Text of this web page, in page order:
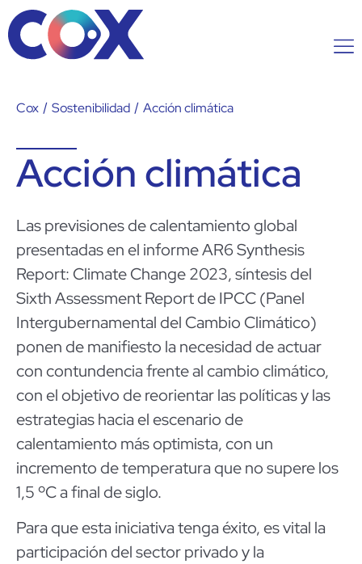
Cox / Sostenibilidad / Acción climática
Acción climática
Las previsiones de calentamiento global
presentadas en el informe AR6 Synthesis
Report: Climate Change 2023, síntesis del
Sixth Assessment Report de IPCC (Panel
Intergubernamental del Cambio Climático)
ponen de manifiesto la necesidad de actuar
con contundencia frente al cambio climático,
con el objetivo de reorientar las políticas y las
estrategias hacia el escenario de
calentamiento más optimista, con un
incremento de temperatura que no supere los
1,5 ºC a final de siglo.
Para que esta iniciativa tenga éxito, es vital la
participación del sector privado y la